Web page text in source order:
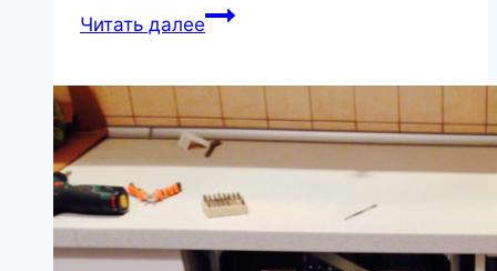
Читать далееКак
пол
мультиметром:
видео
с
инструкцией